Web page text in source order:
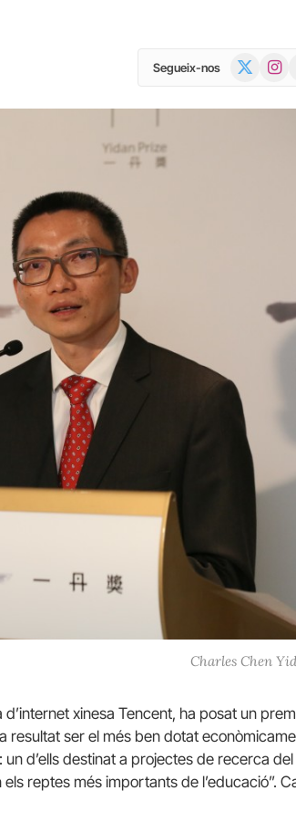
Segueix-nos
Charles Chen
xinesa Tencent, ha posat un
ser el més ben dotat
d’ells destinat a projectes de recerca
reptes més importants de l’educació”.